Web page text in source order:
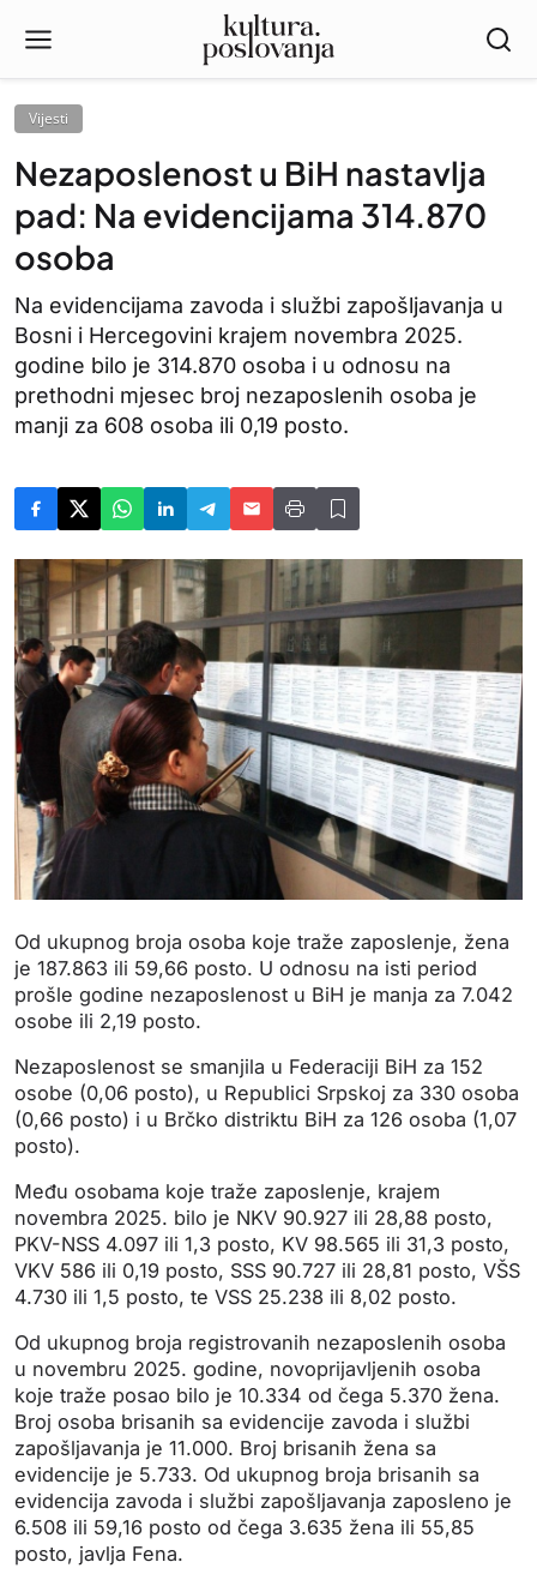
Vijesti
Nezaposlenost u BiH nastavlja
pad: Na evidencijama 314.870
osoba
Na evidencijama zavoda i službi zapošljavanja u
Bosni i Hercegovini krajem novembra 2025.
godine bilo je 314.870 osoba i u odnosu na
prethodni mjesec broj nezaposlenih osoba je
manji za 608 osoba ili 0,19 posto.
Od ukupnog broja osoba koje traže zaposlenje, žena
je 187.863 ili 59,66 posto. U odnosu na isti period
prošle godine nezaposlenost u BiH je manja za 7.042
osobe ili 2,19 posto.
Nezaposlenost se smanjila u Federaciji BiH za 152
osobe (0,06 posto), u Republici Srpskoj za 330 osoba
(0,66 posto) i u Brčko distriktu BiH za 126 osoba (1,07
posto).
Među osobama koje traže zaposlenje, krajem
novembra 2025. bilo je NKV 90.927 ili 28,88 posto,
PKV-NSS 4.097 ili 1,3 posto, KV 98.565 ili 31,3 posto,
VKV 586 ili 0,19 posto, SSS 90.727 ili 28,81 posto, VŠS
4.730 ili 1,5 posto, te VSS 25.238 ili 8,02 posto.
Od ukupnog broja registrovanih nezaposlenih osoba
u novembru 2025. godine, novoprijavljenih osoba
koje traže posao bilo je 10.334 od čega 5.370 žena.
Broj osoba brisanih sa evidencije zavoda i službi
zapošljavanja je 11.000. Broj brisanih žena sa
evidencije je 5.733. Od ukupnog broja brisanih sa
evidencija zavoda i službi zapošljavanja zaposleno je
6.508 ili 59,16 posto od čega 3.635 žena ili 55,85
posto, javlja Fena.